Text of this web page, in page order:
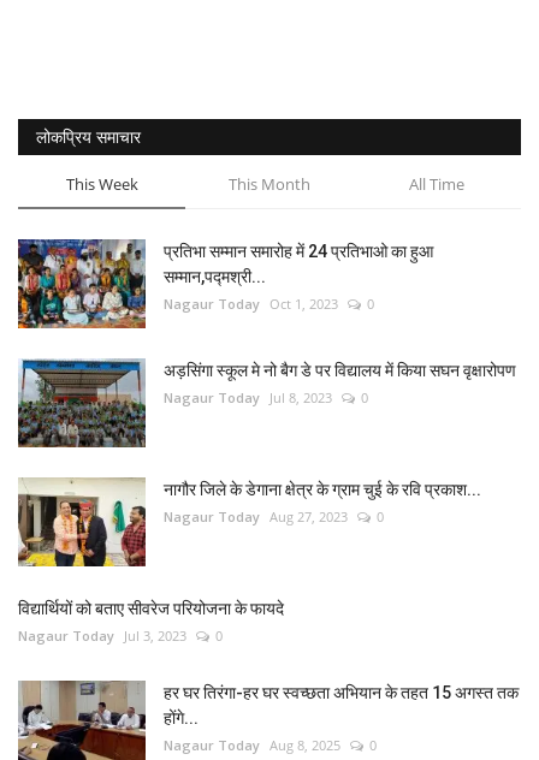
लोकप्रिय समाचार
This Week This Month All Time
प्रतिभा सम्मान समारोह में 24 प्रतिभाओ का हुआ
सम्मान,पद्मश्री...
Nagaur Today Oct 1, 2023 0
अड़सिंगा स्कूल मे नो बैग डे पर विद्यालय में किया सघन वृक्षारोपण
Nagaur Today Jul 8, 2023 0
नागौर जिले के डेगाना क्षेत्र के ग्राम चुई के रवि प्रकाश...
Nagaur Today Aug 27, 2023 0
विद्यार्थियों को बताए सीवरेज परियोजना के फायदे
Nagaur Today Jul 3, 2023 0
हर घर तिरंगा-हर घर स्वच्छता अभियान के तहत 15 अगस्त तक
होंगे...
Nagaur Today Aug 8, 2025 0